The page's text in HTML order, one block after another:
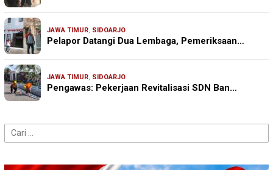
JAWA TIMUR, SIDOARJO
Pelapor Datangi Dua Lembaga, Pemeriksaan…
JAWA TIMUR, SIDOARJO
Pengawas: Pekerjaan Revitalisasi SDN Ban…
Cari
untuk: